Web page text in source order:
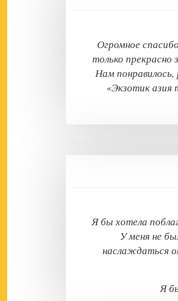
Огромное
только
Нам
«Экзотик
Я бы хотела
У меня не
наслаждаться
Я